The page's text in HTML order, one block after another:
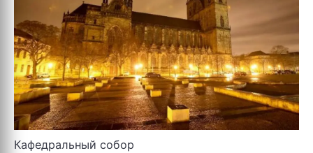
Кафедральный собор